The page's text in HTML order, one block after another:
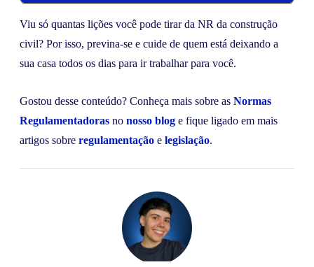
Viu só quantas lições você pode tirar da NR da construção
civil? Por isso, previna-se e cuide de quem está deixando a
sua casa todos os dias para ir trabalhar para você.
Gostou desse conteúdo? Conheça mais sobre as Normas
Regulamentadoras no nosso blog e fique ligado em mais
artigos sobre regulamentação e legislação.